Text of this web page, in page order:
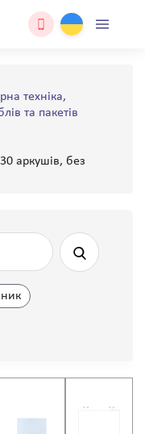
техніка,
та пакетів
аркушів, без